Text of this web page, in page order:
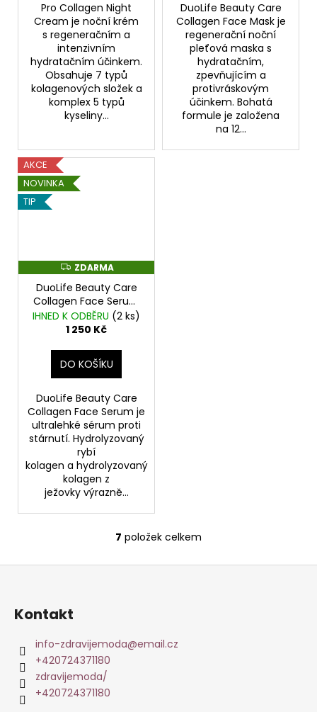
Pro Collagen Night
Cream je noční krém
s regeneračním a
intenzivním
hydratačním účinkem.
Obsahuje 7 typů
kolagenových složek a
komplex 5 typů
kyseliny...
DuoLife Beauty Care
Collagen Face Mask je
regenerační noční
pleťová maska s
hydratačním,
zpevňujícím a
protivráskovým
účinkem. Bohatá
formule je založena
na 12...
AKCE
NOVINKA
TIP
Z
D
A
M
A
ZDARMA
DuoLife Beauty Care
Collagen Face Serum
30 mlUltralehké
sérum proti stárnutí.
IHNED K ODBĚRU (2 ks)
1 250 Kč
DO KOŠÍKU
DuoLife Beauty Care
Collagen Face Serum je
ultralehké sérum proti
stárnutí. Hydrolyzovaný
rybí
kolagen a hydrolyzovaný
kolagen z
ježovky výrazně...
O
v
c
í
7 položek celkem
Z
Kontakt
info-zdravijemoda@email.cz
+420724371180
zdravijemoda/
+420724371180